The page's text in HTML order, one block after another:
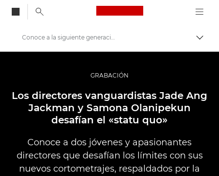
Canon Logo, back
Fotografías y vídeos profesionales
Historias
Conoce a la siguiente generación de cineastas
GRABACIÓN
Los directores vanguardistas Jade Ang
Jackman y Samona Olanipekun
desafían el «statu quo»
Conoce a dos jóvenes y apasionantes
directores que desafían los límites con sus
nuevos cortometrajes, respaldados por la